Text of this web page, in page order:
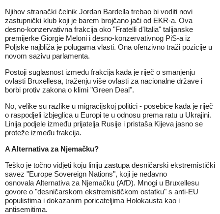
Njihov stranački čelnik Jordan Bardella trebao bi voditi novi
zastupnički klub koji je barem brojčano jači od EKR-a. Ova
desno-konzervativna frakcija oko "Fratelli d'Italia" talijanske
premijerke Giorgie Meloni i desno-konzervativnog PiS-a iz
Poljske najbliža je polugama vlasti. Ona ofenzivno traži pozicije u
novom sazivu parlamenta.
Postoji suglasnost između frakcija kada je riječ o smanjenju
ovlasti Bruxellesa, traženju više ovlasti za nacionalne države i
borbi protiv zakona o klimi "Green Deal".
No, velike su razlike u migracijskoj politici - posebice kada je riječ
o raspodjeli izbjeglica u Europi te u odnosu prema ratu u Ukrajini.
Linija podjele između prijatelja Rusije i pristaša Kijeva jasno se
proteže između frakcija.
A Alternativa za Njemačku?
Teško je točno vidjeti koju liniju zastupa desničarski ekstremistički
savez "Europe Sovereign Nations", koji je nedavno
osnovala Alternativa za Njemačku (AfD). Mnogi u Bruxellesu
govore o "desničarskom ekstremističkom ostatku" s anti-EU
populistima i dokazanim poricateljima Holokausta kao i
antisemitima.